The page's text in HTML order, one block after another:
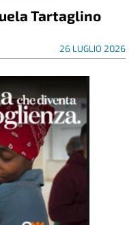
Tartaglino
26 LUGLIO 2026